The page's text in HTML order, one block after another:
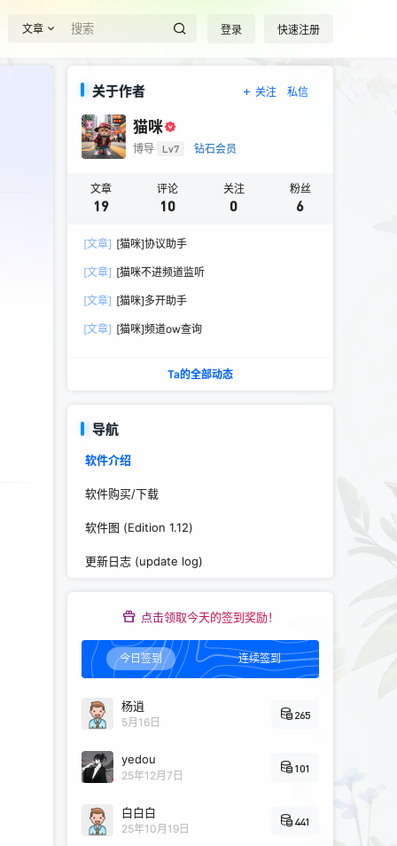
文章 登录 快速注册
关于作者 关注 私信
猫咪
博导 Lv7 钻石会员
文章
19
评论
10
关注
0
粉丝
6
[文章] [猫咪]协议助手
[文章] [猫咪不进频道监听
[文章] [猫咪]多开助手
[文章] [猫咪]频道ow查询
Ta的全部动态
导航
软件介绍
软件购买/下载
软件图 (Edition 1.12)
更新日志 (update log)
点击领取今天的签到奖励！
今日签到 连续签到
杨逍
5月16日
265
yedou
25年12月7日
101
白白白
25年10月19日
441